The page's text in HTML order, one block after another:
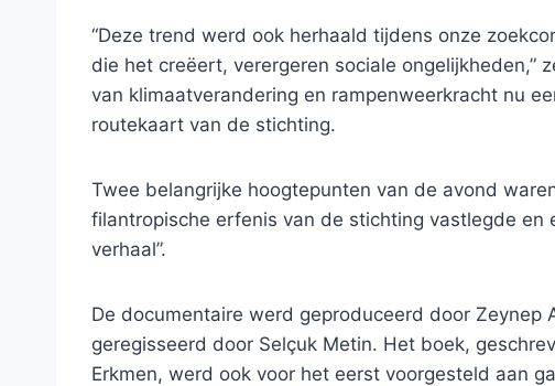
“Deze trend werd ook herhaald tijdens onze
die het creëert, verergeren sociale ongelijkheden,”
van klimaatverandering en rampenweerkracht nu
routekaart van de stichting.
Twee belangrijke hoogtepunten van de avond
filantropische erfenis van de stichting vastlegde en
verhaal”.
De documentaire werd geproduceerd door Zeynep
geregisseerd door Selçuk Metin. Het boek,
Erkmen, werd ook voor het eerst voorgesteld aan